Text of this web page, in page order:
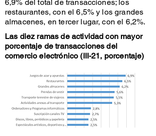
6,9% del total de transacciones; los
restaurantes, con el 6,5% y los grandes
almacenes, en tercer lugar, con el 6,2%.
Las diez ramas de actividad con mayor
porcentaje de transacciones del
comercio electrónico (III-21, porcentaje)